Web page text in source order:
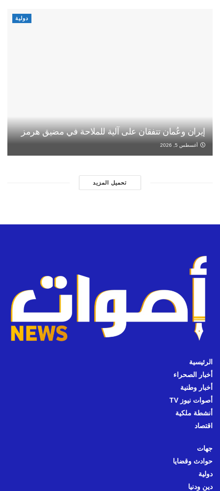
دولية
إيران وعُمان تتفقان على آلية للملاحة في مضيق هرمز
أغسطس 5, 2026
تحميل المزيد
الرئيسية
أخبار الصحراء
أخبار وطنية
أصوات نيوز TV
أنشطة ملكية
اقتصاد
جهات
حوادث وقضايا
دولية
دين ودنيا